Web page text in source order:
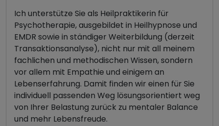
Ich unterstütze Sie als Heilpraktikerin für
Psychotherapie, ausgebildet in Heilhypnose und
EMDR sowie in ständiger Weiterbildung (derzeit
Transaktionsanalyse), nicht nur mit all meinem
fachlichen und methodischen Wissen, sondern
vor allem mit Empathie und einigem an
Lebenserfahrung. Damit finden wir einen für Sie
individuell passenden Weg lösungsorientiert weg
von Ihrer Belastung zurück zu mentaler Balance
und mehr Lebensfreude.